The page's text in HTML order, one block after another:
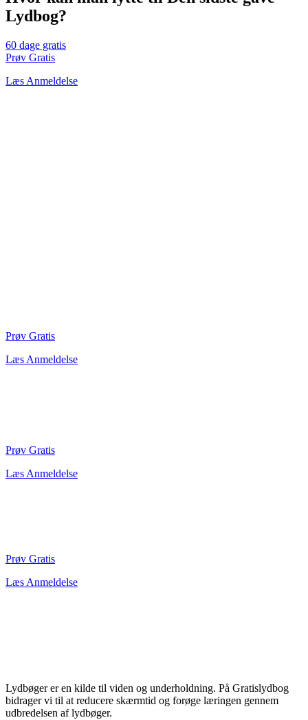
Lydbog?
60 dage gratis
Prøv Gratis
Læs Anmeldelse
Prøv Gratis
Læs Anmeldelse
Prøv Gratis
Læs Anmeldelse
Prøv Gratis
Læs Anmeldelse
Lydbøger er en kilde til viden og underholdning. På Gratislydbog
bidrager vi til at reducere skærmtid og forøge læringen gennem
udbredelsen af lydbøger.